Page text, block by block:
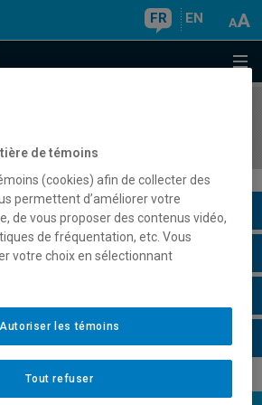
FR EN
de témoins
(cookies) afin de collecter des
permettent d’améliorer votre
de vous proposer des contenus vidéo,
de fréquentation, etc. Vous
votre choix en sélectionnant
Tout refuser
Autoriser les témoins